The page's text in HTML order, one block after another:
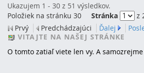
Ukazujem 1 - 30 z 51 výsledkov.
Položiek na stránku 30
Stránka
z
Prvý
Predchádzajúci Ďalej
VITAJTE NA NAŠEJ STRÁNKE
O tomto zatiaľ viete len vy. A